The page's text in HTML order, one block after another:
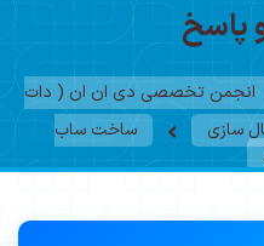
پاسخ
انجمن تخصصی دی ان ان ( دات
سازی
ساخت ساب